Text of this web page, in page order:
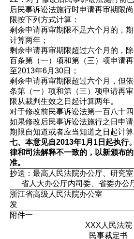
后民事诉讼法施行时申请再审期限
限按下列方式计算：
剩余申请再审期限不足六个月的，
计算两年；
剩余申请再审期限超过六个月的，
百条第（一）项和第（三）项申请
至2013年6月30日；
剩余申请再审期限超过六个月，但
条第（一）项和第（三）项申请再
限从裁判生效之日起计算两年。
对于修改前民事诉讼法第一百八十
如果修改后民事诉讼法施行之日申
期限自知道或者应当知道之日起计算
七、本意见自2013年1月1日起执行
律和司法解释不一致的，以新颁布
准。
抄送：最高人民法院办公厅、研究
省人大办公厅内司委、省委办公
浙江省高级人民法院办公室
发
附件一
XXX人民法院
民事裁定书